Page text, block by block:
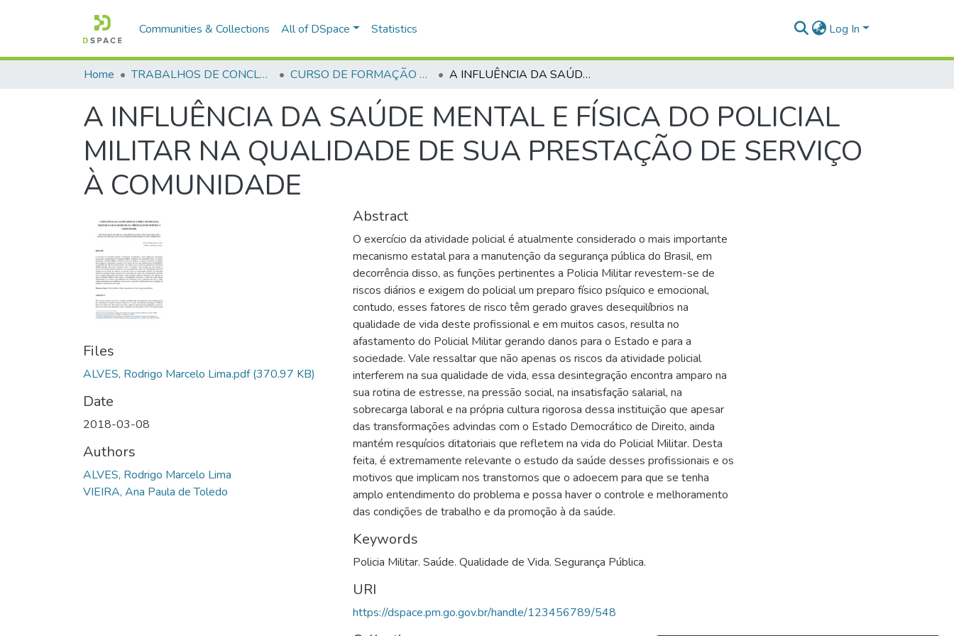
Communities & Collections All of DSpace Statistics Log In
Home TRABALHOS DE CONCLUSÃO DE CURSO - CFP (CURSO DE FORMAÇÃO DE PRAÇAS) CURSO DE FORMAÇÃO DE PRAÇAS - CFP - 2018 A INFLUÊNCIA DA SAÚDE MENTAL E FÍSICA DO POLICIAL MILITAR NA QUALIDADE DE SUA PRESTAÇÃO DE SERVIÇO À COMUNIDADE
A INFLUÊNCIA DA SAÚDE MENTAL E FÍSICA DO POLICIAL
MILITAR NA QUALIDADE DE SUA PRESTAÇÃO DE SERVIÇO
À COMUNIDADE
Files
ALVES, Rodrigo Marcelo Lima.pdf(370.97 KB)
Date
2018-03-08
Authors
ALVES, Rodrigo Marcelo Lima
VIEIRA, Ana Paula de Toledo
Abstract
O exercício da atividade policial é atualmente considerado o mais importante
mecanismo estatal para a manutenção da segurança pública do Brasil, em
decorrência disso, as funções pertinentes a Policia Militar revestem-se de
riscos diários e exigem do policial um preparo físico psíquico e emocional,
contudo, esses fatores de risco têm gerado graves desequilíbrios na
qualidade de vida deste profissional e em muitos casos, resulta no
afastamento do Policial Militar gerando danos para o Estado e para a
sociedade. Vale ressaltar que não apenas os riscos da atividade policial
interferem na sua qualidade de vida, essa desintegração encontra amparo na
sua rotina de estresse, na pressão social, na insatisfação salarial, na
sobrecarga laboral e na própria cultura rigorosa dessa instituição que apesar
das transformações advindas com o Estado Democrático de Direito, ainda
mantém resquícios ditatoriais que refletem na vida do Policial Militar. Desta
feita, é extremamente relevante o estudo da saúde desses profissionais e os
motivos que implicam nos transtornos que o adoecem para que se tenha
amplo entendimento do problema e possa haver o controle e melhoramento
das condições de trabalho e da promoção à da saúde.
Keywords
Policia Militar. Saúde. Qualidade de Vida. Segurança Pública.
URI
https://dspace.pm.go.gov.br/handle/123456789/548